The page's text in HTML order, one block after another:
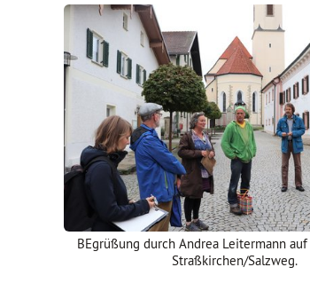
BEgrüßung durch Andrea Leitermann
Straßkirchen/Salzweg.